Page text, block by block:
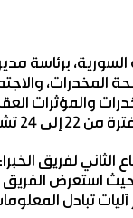
برئاسة
المخدرات،
والمؤثرات
الأول 2025.
الثاني لفريق
21 تشرين الأول
تبادل